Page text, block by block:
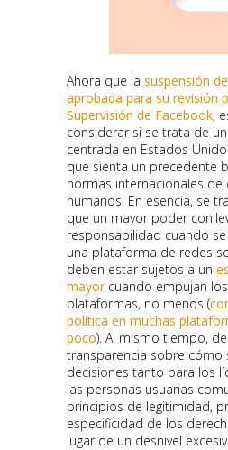
Ahora que la suspensión
aprobada para su revisión
Supervisión de Facebook,
considerar si se trata de
centrada en Estados
que sienta un precedente
normas internacionales de
humanos. En esencia, se
que un mayor poder
responsabilidad cuando
una plataforma de redes
deben estar sujetos a un
mayorcuando empujan
plataformas, no menos (
política en muchas
poco). Al mismo tiempo,
transparencia sobre cómo
decisiones tanto para los
las personas usuarias
principios de legitimidad,
especificidad de los
lugar de un desnivel